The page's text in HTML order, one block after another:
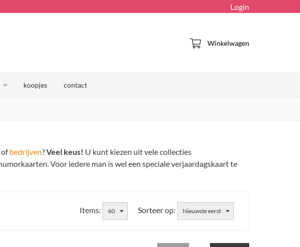
Login
Winkelwagen
koopjes contact
ofbedrijven?Veel keus! U kunt kiezen uit vele collecties
Voor iedere man is wel een speciale verjaardagskaart te
Sorteer op: Nieuwste eerst
Items: 60